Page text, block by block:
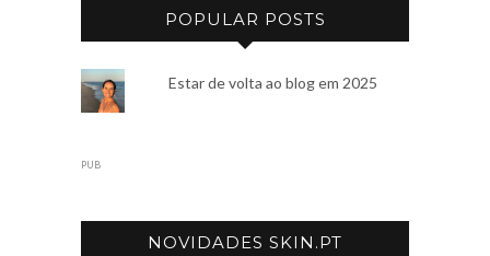
POPULAR POSTS
Estar de volta ao blog em 2025
PUB
NOVIDADES SKIN.PT